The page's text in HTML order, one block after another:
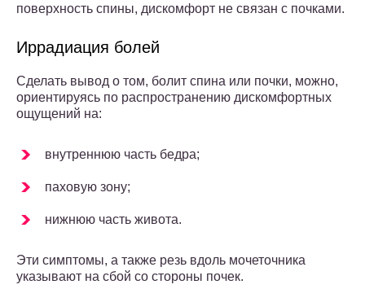
поверхность спины, дискомфорт не связан с почками.
Иррадиация болей
Сделать вывод о том, болит спина или почки, можно,
ориентируясь по распространению дискомфортных
ощущений на:
внутреннюю часть бедра;
паховую зону;
нижнюю часть живота.
Эти симптомы, а также резь вдоль мочеточника
указывают на сбой со стороны почек.